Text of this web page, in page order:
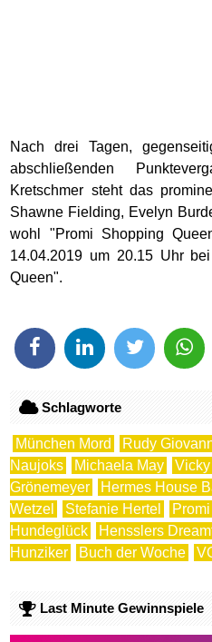
Nach drei Tagen,
abschließenden
Kretschmer steht das
Shawne Fielding, Evelyn
wohl "Promi Shopping
14.04.2019 um 20.15 Uhr
Queen".
Schlagworte
München Mord Rudy
Naujoks
Michaela May
Grönemeyer
Hermes House
Wetzel
Stefanie Hertel
Hundeglück
Hensslers
Hunziker
Buch der Woche
Last Minute Gewinnspiele